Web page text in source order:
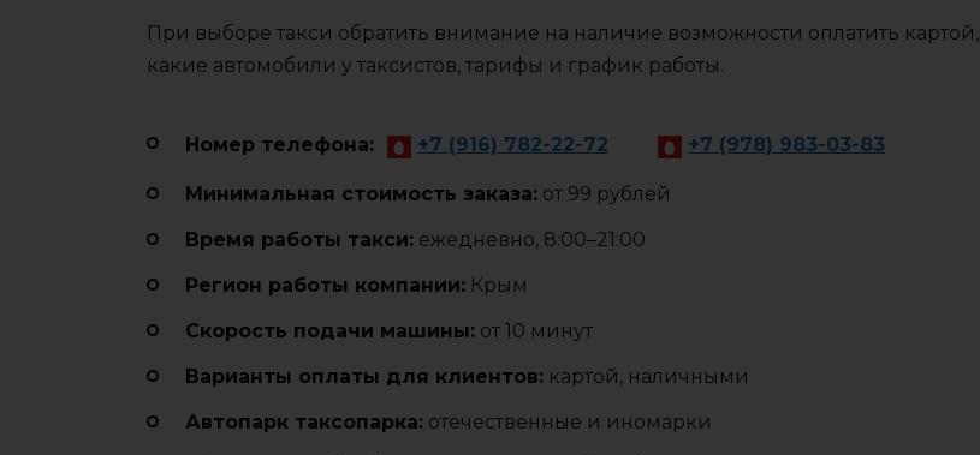
При выборе такси обратить внимание на наличие возможности оплатить картой,
какие автомобили у таксистов, тарифы и график работы.
Номер телефона: +7 (916) 782-22-72 +7 (978) 983-03-83
Минимальная стоимость заказа: от 99 рублей
Время работы такси: ежедневно, 8:00–21:00
Регион работы компании: Крым
Cкорость подачи машины: от 10 минут
Варианты оплаты для клиентов: картой, наличными
Автопарк таксопарка: отечественные и иномарки